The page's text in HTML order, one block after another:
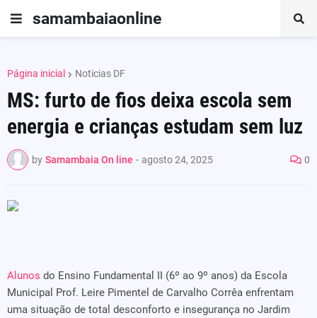
samambaiaonline
Página inicial Noticias DF
MS: furto de fios deixa escola sem
energia e crianças estudam sem luz
by Samambaia On line - agosto 24, 2025 0
Alunos do Ensino Fundamental II (6º ao 9º anos) da Escola
Municipal Prof. Leire Pimentel de Carvalho Corrêa enfrentam
uma situação de total desconforto e insegurança no Jardim